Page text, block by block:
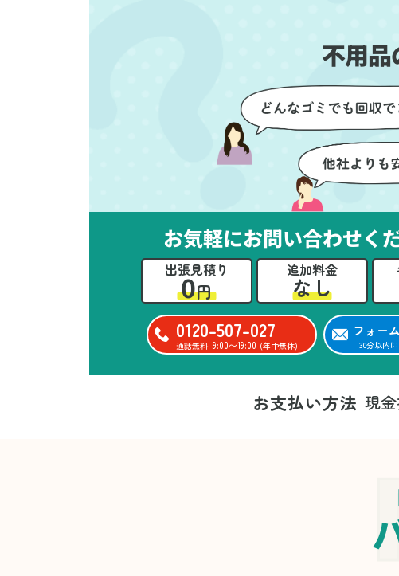
了後には部屋全体を清掃してい
ただき、まるで新しい家のよう
な清潔感に感動しました。
かった
には、こ
ても部屋
だけたの
さらに、
ル可能な
いただき
立つ知識
ービスを
た。
不用
お気軽にお問い合わせく
出張見積り
0円
追加料金
なし
0120-507-027
通話無料 9:00〜19:00 (年中無休)
フォー
30分以内
お支払い方法 現